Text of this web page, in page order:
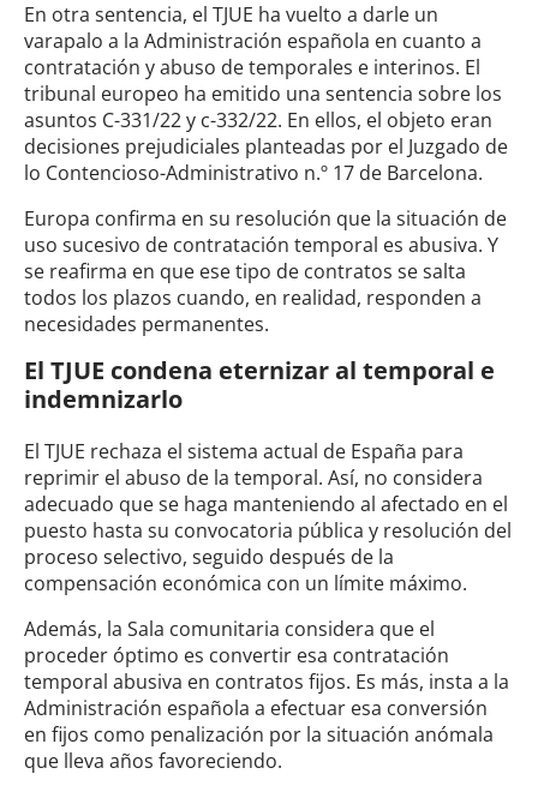
En otra sentencia, el TJUE ha vuelto a darle un
varapalo a la Administración española en cuanto a
contratación y abuso de temporales e interinos. El
tribunal europeo ha emitido una sentencia sobre los
asuntos C-331/22 y c-332/22. En ellos, el objeto eran
decisiones prejudiciales planteadas por el Juzgado de
lo Contencioso-Administrativo n.º 17 de Barcelona.
Europa confirma en su resolución que la situación de
uso sucesivo de contratación temporal es abusiva. Y
se reafirma en que ese tipo de contratos se salta
todos los plazos cuando, en realidad, responden a
necesidades permanentes.
El TJUE condena eternizar al temporal e
indemnizarlo
El TJUE rechaza el sistema actual de España para
reprimir el abuso de la temporal. Así, no considera
adecuado que se haga manteniendo al afectado en el
puesto hasta su convocatoria pública y resolución del
proceso selectivo, seguido después de la
compensación económica con un límite máximo.
Además, la Sala comunitaria considera que el
proceder óptimo es convertir esa contratación
temporal abusiva en contratos fijos. Es más, insta a la
Administración española a efectuar esa conversión
en fijos como penalización por la situación anómala
que lleva años favoreciendo.